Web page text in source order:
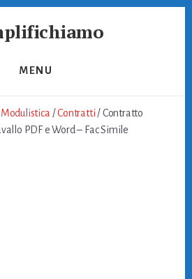
MENU
Modulistica /Contratti /Contratto
PDF e Word – Fac Simile